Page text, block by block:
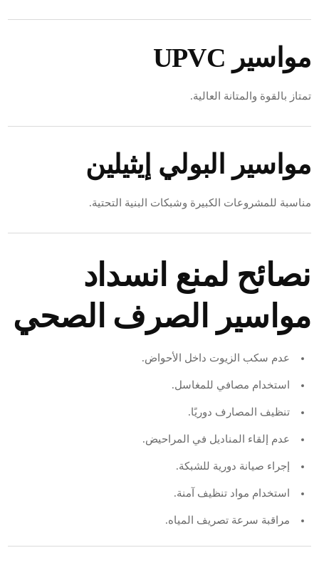
مواسير UPVC
تمتاز بالقوة والمتانة العالية.
مواسير البولي إيثيلين
مناسبة للمشروعات الكبيرة وشبكات البنية التحتية.
نصائح لمنع انسداد
مواسير الصرف الصحي
عدم سكب الزيوت داخل الأحواض.
استخدام مصافي للمغاسل.
تنظيف المصارف دوريًا.
عدم إلقاء المناديل في المراحيض.
إجراء صيانة دورية للشبكة.
استخدام مواد تنظيف آمنة.
مراقبة سرعة تصريف المياه.